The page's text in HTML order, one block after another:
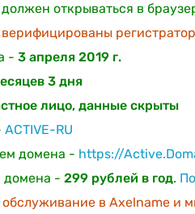
открываться в
- 3 апреля 2019 г.
3 дня
лицо, данные скрыты
ACTIVE-RU
домена - https://
домена - 299 рублей в год.
в Axelname и